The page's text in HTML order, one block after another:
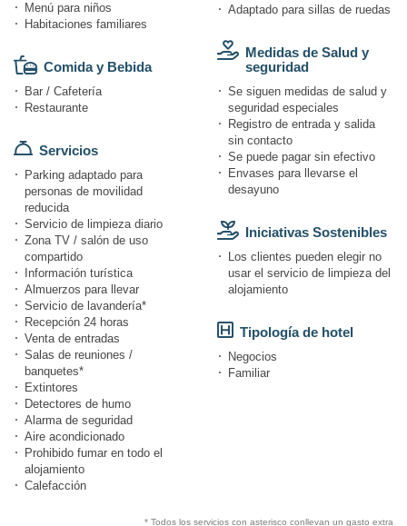
Menú para niños
Habitaciones familiares
Comida y Bebida
Bar / Cafetería
Restaurante
Servicios
Parking adaptado para
personas de movilidad
reducida
Servicio de limpieza diario
Zona TV / salón de uso
compartido
Información turística
Almuerzos para llevar
Servicio de lavandería*
Recepción 24 horas
Venta de entradas
Salas de reuniones /
banquetes*
Extintores
Detectores de humo
Alarma de seguridad
Aire acondicionado
Prohibido fumar en todo el
alojamiento
Calefacción
Adaptado para sillas de ruedas
Medidas de Salud y
seguridad
Se siguen medidas de salud y
seguridad especiales
Registro de entrada y salida
sin contacto
Se puede pagar sin efectivo
Envases para llevarse el
desayuno
Iniciativas Sostenibles
Los clientes pueden elegir no
usar el servicio de limpieza del
alojamiento
Tipología de hotel
Negocios
Familiar
* Todos los servicios con asterisco conllevan un gasto extra